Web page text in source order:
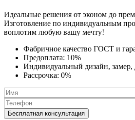
Идеальные решения от эконом до
Изготовление по индивидуальным
воплотим любую вашу мечту!
Фабричное качество ГОСТ и
Предоплата: 10%
Индивидуальный дизайн, замер,
Рассрочка: 0%